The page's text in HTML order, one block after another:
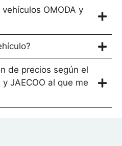
OMODA y
de precios según el
JAECOO al que me